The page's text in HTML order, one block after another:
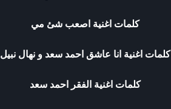
كلمات اغنية اصعب شئ مي
كلمات اغنية انا عاشق احمد سعد و نهال نبيل
كلمات اغنية الفقر احمد سعد